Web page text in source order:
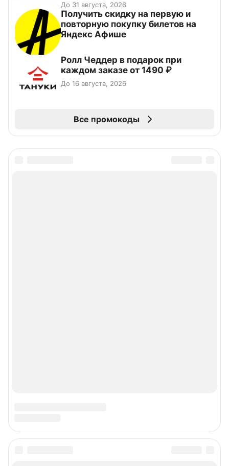
До 31 августа, 2026
Получить скидку на первую и
повторную покупку билетов на
Яндекс Афише
Ролл Чеддер в подарок при
каждом заказе от 1490 ₽
До 16 августа, 2026
Все промокоды